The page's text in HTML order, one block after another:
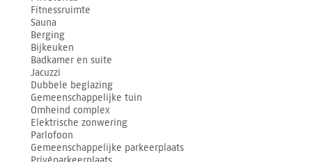
Fitnessruimte
Sauna
Berging
Bijkeuken
Badkamer en suite
Jacuzzi
Dubbele beglazing
Gemeenschappelijke tuin
Omheind complex
Elektrische zonwering
Parlofoon
Gemeenschappelijke parkeerplaats